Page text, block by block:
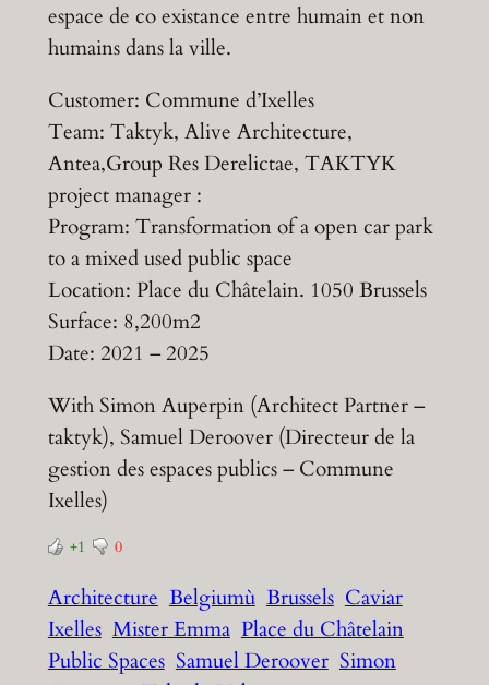
espace de co existance entre humain et non
humains dans la ville.
Customer: Commune d’Ixelles
Team: Taktyk, Alive Architecture,
Antea,Group Res Derelictae, TAKTYK
project manager :
Program: Transformation of a open car park
to a mixed used public space
Location: Place du Châtelain. 1050 Brussels
Surface: 8,200m2
Date: 2021 – 2025
With Simon Auperpin (Architect Partner –
taktyk), Samuel Deroover (Directeur de la
gestion des espaces publics – Commune
Ixelles)
+1 0
Architecture Belgiumù Brussels Caviar
Ixelles Mister Emma Place du Châtelain
Public Spaces Samuel Deroover Simon